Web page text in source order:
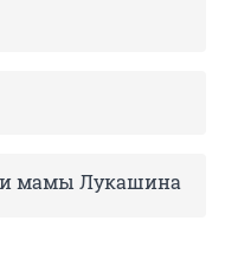
мамы Лукашина